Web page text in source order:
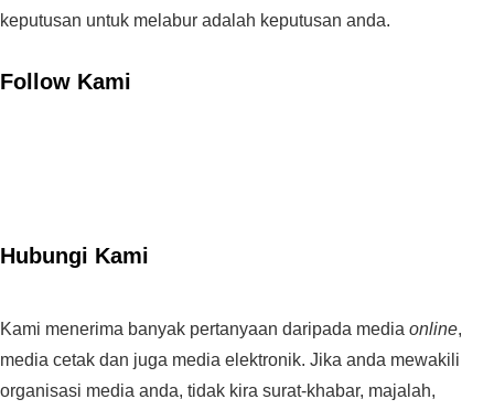
keputusan untuk melabur adalah keputusan anda.
Follow Kami
Hubungi Kami
Kami menerima banyak pertanyaan daripada media online,
media cetak dan juga media elektronik. Jika anda mewakili
organisasi media anda, tidak kira surat-khabar, majalah,